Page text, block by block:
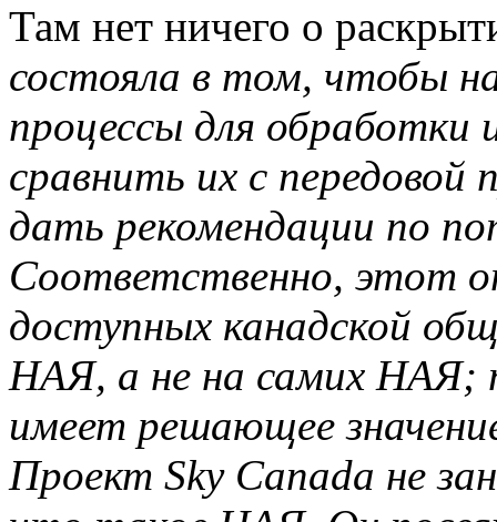
Там нет ничего о
состояла в том, чтобы
процессы для
сравнить их с передовой
дать рекомендации по
Соответственно, этот
доступных канадской
НАЯ, а не на самих НАЯ;
имеет решающее
Проект Sky Canada не